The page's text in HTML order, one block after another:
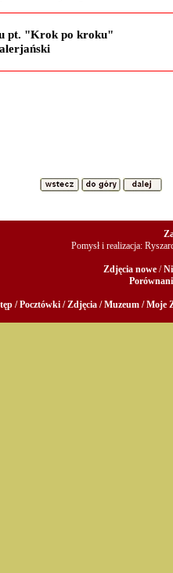
pt. "Krok po kroku"
Pomysł i realizacja:
Zdjęcia nowe /
/ Pocztówki / Zdjęcia / Muzeum / Moje